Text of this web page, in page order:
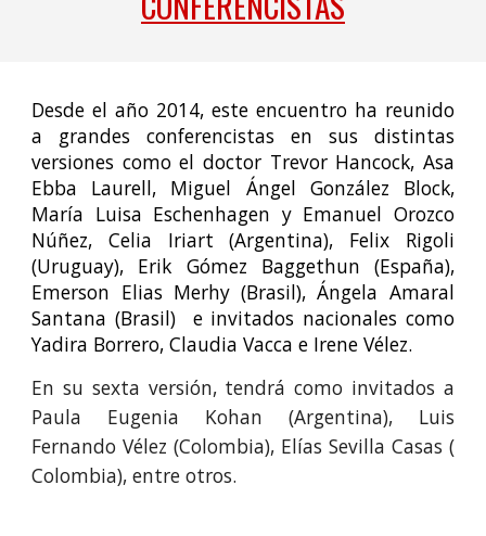
Desde el año 2014, este encuentro ha reunido
a grandes conferencistas en sus distintas
versiones como el doctor Trevor Hancock, Asa
Ebba Laurell, Miguel Ángel González Block,
María Luisa Eschenhagen y Emanuel Orozco
Núñez, Celia Iriart (Argentina), Felix Rigoli
(Uruguay), Erik Gómez Baggethun (España),
Emerson Elias Merhy (Brasil), Ángela Amaral
Santana (Brasil) e invitados nacionales como
Yadira Borrero, Claudia Vacca e Irene Vélez.
En su sexta versión, tendrá como invitados a
Paula Eugenia Kohan (Argentina), Luis
Fernando Vélez (Colombia), Elías Sevilla Casas (
Colombia), entre otros.